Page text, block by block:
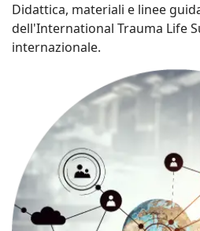
Didattica, materiali e linee
dell'International Trauma Life
internazionale.